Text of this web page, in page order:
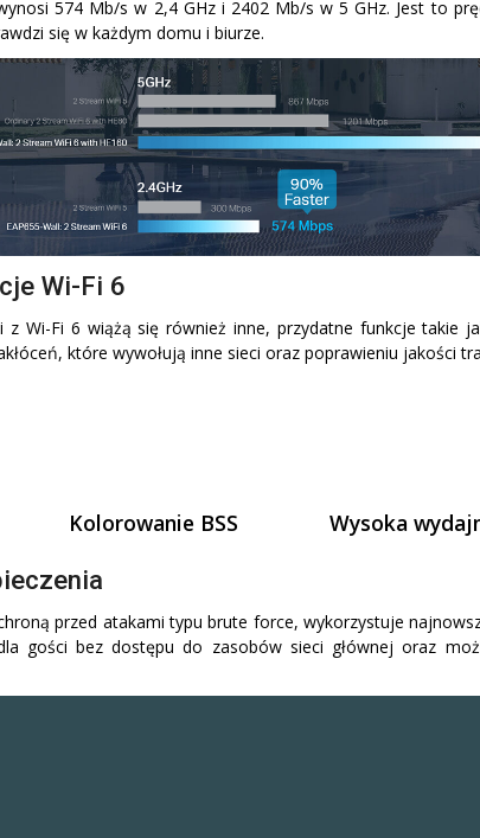
574 Mb/s w 2,4 GHz i 2402 Mb/s w 5 GHz. Jest to
się w każdym domu i biurze.
Wi-Fi 6
z Wi-Fi 6 wiążą się również inne, przydatne funkcje takie
które wywołują inne sieci oraz poprawieniu jakości
Kolorowanie BSS Wysoka
przed atakami typu brute force, wykorzystuje
gości bez dostępu do zasobów sieci głównej oraz